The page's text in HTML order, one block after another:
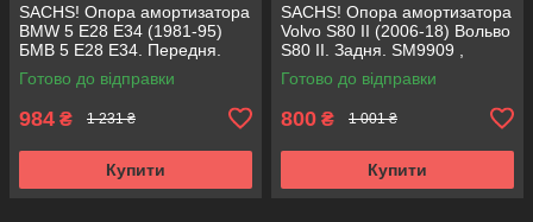
SACHS! Опора амортизатора
BMW 5 E28 E34 (1981-95)
БМВ 5 Е28 Е34. Передня.
SM1000 , 803151 , KB650.00 ,
VKDC35801
Готово до відправки
984 ₴ 1 231 ₴
Купити
SACHS! Опора амортизатора
Volvo S80 II (2006-18) Вольво
S80 II. Задня. SM9909 ,
802416 , KB952.10 ,
VKDA40436
Готово до відправки
800 ₴ 1 001 ₴
Купити